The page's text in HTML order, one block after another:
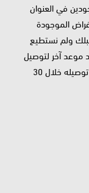
في العنوان
الموجودة
قبلك ولم نستطيع
موعد آخر لتوصيل
الطلب. الشركة غير مسؤولة عن أيه طلب لم يتم توصيله خلال 30